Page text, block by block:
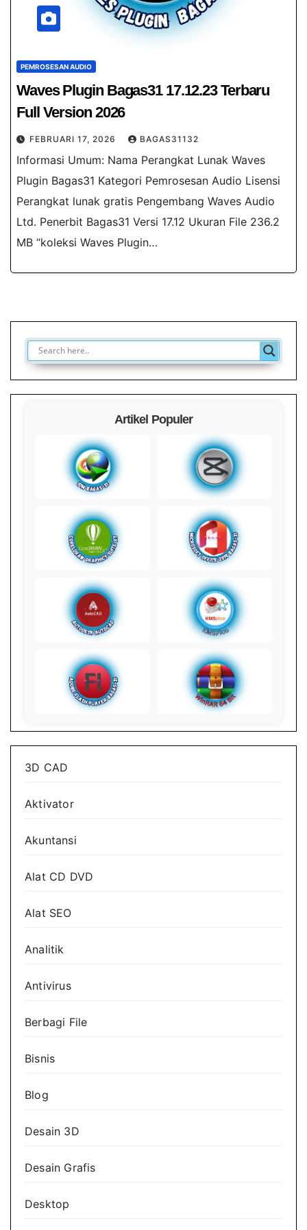
PEMROSESAN AUDIO
Waves Plugin Bagas31 17.12.23 Terbaru
Full Version 2026
FEBRUARI 17, 2026 BAGAS31132
Informasi Umum: Nama Perangkat Lunak Waves
Plugin Bagas31 Kategori Pemrosesan Audio Lisensi
Perangkat lunak gratis Pengembang Waves Audio
Ltd. Penerbit Bagas31 Versi 17.12 Ukuran File 236.2
MB “koleksi Waves Plugin…
Artikel Populer
3D CAD
Aktivator
Akuntansi
Alat CD DVD
Alat SEO
Analitik
Antivirus
Berbagi File
Bisnis
Blog
Desain 3D
Desain Grafis
Desktop